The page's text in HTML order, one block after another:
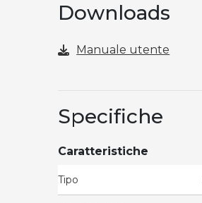
Downloads
Manuale utente
Specifiche
Caratteristiche
Tipo